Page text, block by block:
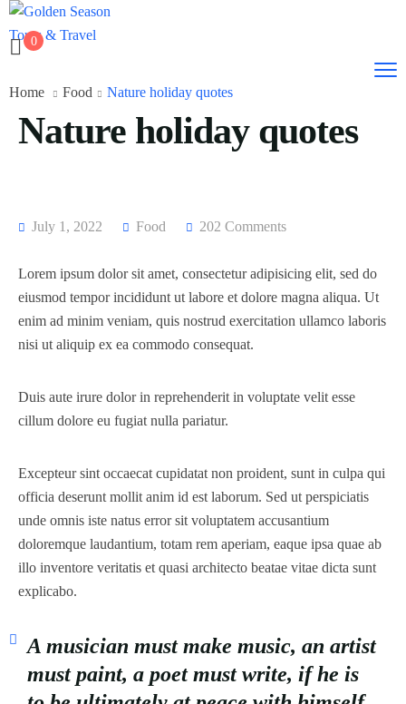
0
Home Food Nature holiday quotes
Nature holiday quotes
July 1, 2022 Food 202 Comments
Lorem ipsum dolor sit amet, consectetur adipisicing elit, sed do
eiusmod tempor incididunt ut labore et dolore magna aliqua. Ut
enim ad minim veniam, quis nostrud exercitation ullamco laboris
nisi ut aliquip ex ea commodo consequat.
Duis aute irure dolor in reprehenderit in voluptate velit esse
cillum dolore eu fugiat nulla pariatur.
Excepteur sint occaecat cupidatat non proident, sunt in culpa qui
officia deserunt mollit anim id est laborum. Sed ut perspiciatis
unde omnis iste natus error sit voluptatem accusantium
doloremque laudantium, totam rem aperiam, eaque ipsa quae ab
illo inventore veritatis et quasi architecto beatae vitae dicta sunt
explicabo.
A musician must make music, an artist
must paint, a poet must write, if he is